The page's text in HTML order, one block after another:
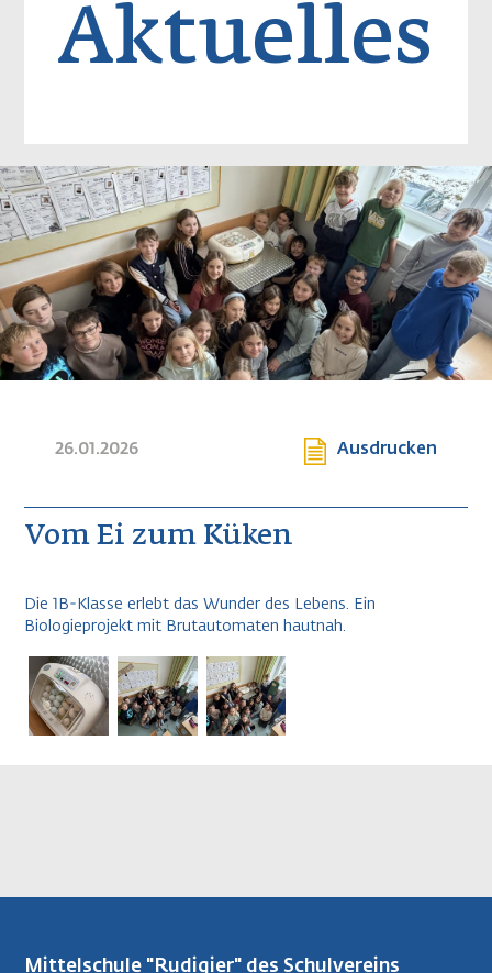
Aktuelles
Image
26.01.2026 Ausdrucken
Vom Ei zum Küken
Die 1B-Klasse erlebt das Wunder des Lebens.
Ein
Biologieprojekt mit Brutautomaten hautnah.
Mittelschule "Rudigier" des Schulvereins